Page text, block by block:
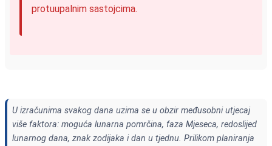
protuupalnim sastojcima.
U izračunima svakog dana uzima se u obzir međusobni utjecaj
više faktora: moguća lunarna pomrčina, faza Mjeseca, redoslijed
lunarnog dana, znak zodijaka i dan u tjednu. Prilikom planiranja